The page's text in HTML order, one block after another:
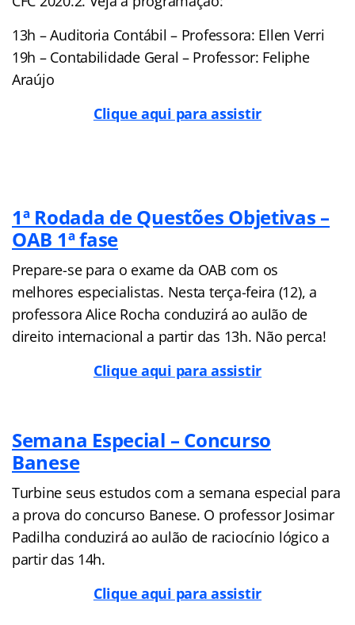
13h – Auditoria Contábil – Professora: Ellen Verri
19h – Contabilidade Geral – Professor: Feliphe
Araújo
Clique aqui para assistir
1ª Rodada de Questões Objetivas –
OAB 1ª fase
Prepare-se para o exame da OAB com os
melhores especialistas. Nesta terça-feira (12), a
professora Alice Rocha conduzirá ao aulão de
direito internacional a partir das 13h. Não perca!
Clique aqui para assistir
Semana Especial – Concurso
Banese
Turbine seus estudos com a semana especial para
a prova do concurso Banese. O professor Josimar
Padilha conduzirá ao aulão de raciocínio lógico a
partir das 14h.
Clique aqui para assistir